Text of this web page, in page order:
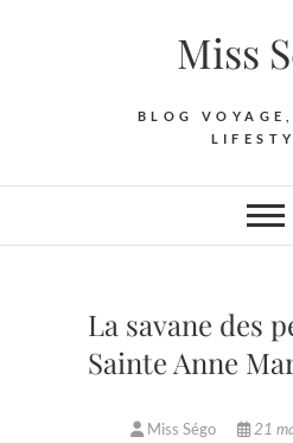
Miss
BLOG
La savane des
Sainte Anne
Miss Ségo 21